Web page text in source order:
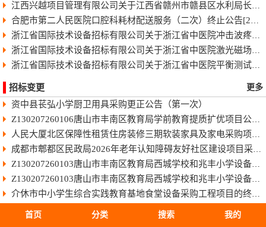
江西兴越项目管理有限公司关于江西省赣州市赣县区水利局长臂型中型蓝藻打捞干化一体船采购（项目编号：JXXY2026-GX-J002）的电子化竞争性谈判公告
合肥市第二人民医院口腔科耗材配送服务（二次）终止公告[2026]
浙江省国际技术设备招标有限公司关于浙江省中医院冲击波疼痛治疗仪项目中标(成交)结果公告
浙江省国际技术设备招标有限公司关于浙江省中医院激光磁场理疗仪项目中标(成交)结果公告
浙江省国际技术设备招标有限公司关于浙江省中医院平衡测试及训练系统项目中标(成交)结果公告
招标变更 更多
资中县苌弘小学厨卫用具采购更正公告（第一次）
Z130207260106唐山市丰南区教育局学前教育提质扩优项目公开招标
人民大厦北区保障性租赁住房装修三期软装家具及家电采购项目（项目编号：GXAD2026-G1-00001-GXLC）中标单位商务标作为附件上传的公告
成都市郫都区民政局2026年老年认知障碍友好社区建设项目采购更正公告（第一次）
Z130207260103唐山市丰南区教育局西城学校和兆丰小学设备购置项目公开招标[澄清公告]
Z130207260103唐山市丰南区教育局西城学校和兆丰小学设备购置项目公开招标
介休市中小学生综合实践教育基地食堂设备采购工程项目的终止公告
雅安市雨城区人民医院消杀及防护耗材采购项目(三次)结果更正公告（第一次）
首页 分类 搜索 我的